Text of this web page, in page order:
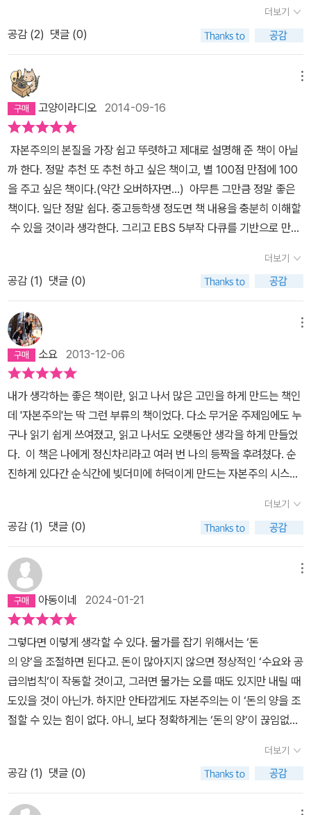
니다.171'우리는 10년 뒤에 지금보다 더 금융이 중요한 세상에 살게
된다는 사실을 알고 있어야 합니다. 10년 전보다 지금 금융이 훨씬 중
러한 부분이다. 경제를 보는 것이 아니고, 돈을 버는 것이 아니고, 분
배의 시스템을 보는 것이 아니라 ‘사람‘을 봐야 한다는 것.361'복지란
우리가 서로에게 해주는 보험입니다.'364'가난한 사람들이 있으면
돈이 들어요. 세금을 내지 않고 세금은 받기만 하죠. 복지의 목적은 사
람들이 힘든 시기를 지나서 생산적이 되도록 돕는 것이어야 합니다.'3
70사회가 얼마나 문명화 됐는지 측정하는 척도 중 하나는 바로 ‘약자
가 어떻게 배려 받는가?‘이다.
#자본주의 #EBS #다큐프라임 #돈 #화폐 #자본 #은행 #채권 #소
르게 된다는 논리이다. 문제는 의자 앉기 게임은 일회성이 아니고 자
본주의가 돌아가는 동안에는 계속 되기 때문에 언젠가는 나 또한 의
자에 앉지 못하게 될 수도 있다. 해결책은 딱히 없다. 하지만 살아남기
위해 노력하라는 다소 냉혹하지만, 틀린 말은 아닌 것이 사실이니까.
우리는 ‘생존’해야 한다. 살아남기 위해서는 작은 것이라도 낮은 위
치에서라도 미래를 위해 끊임없이 뭔가를 하면서 새로운 희망을 만들
어가야 한다. 비록 지금은 그것이 마음에 차지 않더라도 계속해서 도
전하며 생존을 꿈꾸어야한다. 자본주의 세상에서는 추운 겨울을 지내
고 나면 따뜻한 봄이 오기 때문이다. P68 두 번째는 제테크 열풍의
실상과 금융자본주의 양면적 모습을 공개한다. 우리는 항상 은행에
지지 않겠노라고 말하지만, 수많은 감언과 술수와 꼬드김으로 인해
결국 은행의 수작에 놀아 날 수밖에 없는 형편이다. 은행은 맑은 날에
더 이상 이전 세대들과 같이 저축만으로 재산을 불리는 것이 어려운
상황에 전문가 일지라도 잘 알지도 못하는 금융 상품들에게 우리는
너무 쉽게 지갑을 열고 만다. 예전보다 더 꼼꼼하게 따져보고 소비를
한다고 하지만, 실상 모아둔 쌈짓돈을 엉뚱한 금융상품에 넣어 하루
아침에 날려버리며 주저앉는 모습을 뉴스를 통해 많이 보고 있다. 지
성인이라면 이러한 도박은 아지 않을 것인데, 우리는 자칭 전문가라
고 권위 있는 사람들의 투자 권유에 너무 쉽게 당하는 것은 아닐까 생
각한다. 이를 위해 우리가 필요한 것은 어렸을 때부터 금융이해력을
높이는 교육을 받는 것과 금융지능을 키울 것을 주문한다. 또는 독립
재정상담사에게 금융 상담을 받을 수 있는 시스템을 구축해야 한다.
세 번째는 우리의 소비의 관련된 이야기이다. 쇼핑 마트에 가면 내가
생각하는 이상의 소비를 하게끔 유혹하는 온갖 상품의 진열로 인해
순간적인 충동으로 구매하게 되고, 집으로 돌아야 후회를 한 적이 한
두 번이 아니다. 특히 남녀의 차이를 보자면 마케터가 공략하기 쉬운
신상품에 민감하고 가정의 모든 소비를 책임지기 때문이다. 쇼핑은
무의식의 지배에 일어나는 일련의 정신과학적인 행위라고 볼 수 있
다. 우리는 의식적인 합리적 소비를 하고 있다고 여길 지라도 실상은
마케팅행위가 공략하는 소비자의 무의식적인 욕구를 자극하여 필요
하지도 않은 상품을 필수적인 상품으로 둔갑시켜 구매를 하게끔 하는
매혹적인 마법이다. 이를 뉴로 마케팅이라고 한다. “MRI를 통해 보
면, 브랜드를 사면 실제로 대뇌 전 두정부의 활성화를 볼 수 있습니다.
뇌에서는 ‘쿨 스팟’이라고 불리는 영역입니다.” p227 전체적으로
쇼핑은 슬픔, 불안, 우울, 외로움으로 귀결되는 감정과의 전쟁이라고
면, 아이들에게 소비하는 것은 투자라고 생각을 갖게 된다. 굳이 그럴
필요가 없는지 알면서도 주위의 사회적인 위상과 분위기 때문에 소비
를 하는 것을 당연하게 만들고, 이는 저소득층이나 고소득층이나 다
마찬가지로 해당된다. 이는 개인보다 소속감과 집단을 더 중요시 하
지 10년이 지난 요즘.다시 수면 위로 떠오르게 되었습니다.기대도 되
고 설레기도 하고...아직까지도 이 책이 회자된다는 건 그만큼 의미가
있다는 것이기에 저도 그 대열에 합류해 보려 합니다.​'불안해하지 않
고 충분히 즐길 만큼 돈을 벌 수 있는가'위기의 시대에 꼭 알아야 할
자본주의 경쟁에 관한 33가지 비밀​『자본주의』이 책은 'EBS 다큐프
라임 《자본주의》 5부작'을 책으로 엮은 것이었습니다.그 시작으로는​
'왜 미국의 리먼 사태가 내 지갑 속 돈에 영향을 미치는지, 왜 미국 경
제가 우리 집 가계에 영향을 미치는지 궁금했어요. 물가는 왜 수십 년
동안 오르기만 하는지도요.'​담당 PD인 정지은 PD가 이러한 의문을
해소하기 위해 지난 10년 동안 다양한 경제학 서적을 섭렵하며 그럼
에도 불구하고 풀리지 않는 의문에 대해 이 모든 것들을 관통하는 근
본적인 원리가 '자본주의'라는 생각에 이것을 방송으로 다루게 되었고
저는 이렇게 책으로 만나게 되었습니다.​자본주의 사회에 살아가지만
막상 제대로 알지 못했던 '자본주의'.그 민낯을 보니 두려워지기 시작
문에 주기적으로 위기에 빠질 수밖에 없는 시스템이라는 사실에 솔직
히 경악하게 되었는데...무의식중에 우리를 나락으로 빠뜨리는 자본
주의의 유혹과 위협 속에 어떻게 살아남아야 할 것인가...​인류는 역사
상 등장했던 그 어떤 체제도 자본주의를 이기지 못했다. 그리고 자본
주의는 지금껏 막대한 인류의 부를 만들어냈던 근본적인 동력이자 시
스템이 되어 왔다. 문제는 '누구를 위한' 자본주의가 돼야 하느냐는 점
이다. 지금까지 자본주의는 자본가, 은행, 정부를 위한 자본주의였다.
자본주의의 혜택은 이제 99%의 평범한 사람들에게 돌아갈 때가 되
었다. 자본주의가 가지고 있는 그 강력한 성장엔진을 우리 모두를 위
불안감을 해소하고 소득의 불균형을 해결함으로써, 많은 사람들이 더
행복한 자본주의를 만들어낼 수 있다. 이 모습이 바로 가장 영속가능
한 자본주의는 아닐까, 하는 제언을 감히 해본다. - page 385​시장도
정부도 아닌 '국민'이 주인인 자본주의​를 이야기했지만 10년이 지난
지금 우리 사회는 어떤지...되짚어보아야 했습니다.​'경제'책이라면 용
어도 그렇고 어려웠던 게 사실입니다.그래서 선뜻 읽어보지 않았었고
그저 불만만을 가지며 살아왔었습니다.하지만 이 책은 술술 읽히는
것은 물론이요, 안일하게 불만을 내뱉은 제 태도에 일침을 가해주었
습니다.알지 못했기에 속수무책으로 당할 수밖에 없다는 것을.​은행의
배신이야 얼핏 알고 있었지만...​'은행은 당신을 각박한 세상으로 내보
내다른 모든 사람과 싸우라고 한다'-베르나르 리에테르 「돈의 비밀」
중​은행이 돈을 만들어내기 위해서는 '대출'이라는 과정을 거쳐 '빚'에
대출을 해주는, 자본주의 체제 안에 내재된 법칙이자 또한 약자를 공
멸로 몰아가는 이 비정한 원리에 소름이 끼쳤습니다.'빚'이 있어야 돌
아가는 사회...그 사회를 살아가는 우리는 허덕일 수밖에 없었습니다.​
더보기
공감 (2) 댓글 (0)
고양이라디오 2014-09-16
자본주의의 본질을 가장 쉽고 뚜렷하고 제대로 설명해 준 책이 아닐
까 한다. 정말 추천 또 추천 하고 싶은 책이고, 별 100점 만점에 100
을 주고 싶은 책이다.(약간 오버하자면...) 아무튼 그만큼 정말 좋은
책이다. 일단 정말 쉽다. 중고등학생 정도면 책 내용을 충분히 이해할
수 있을 것이라 생각한다. 그리고 EBS 5부작 다큐를 기반으로 만들
경제학에 대해서 관심이 생겨서 책을 읽어보고 있는 중이었다. 요즘
나온 신간 <장하준의 경제 학 강의>를 읽고나서 이 책을 읽게 되었
다. 물론 <장하준의 경제학강의>도 좋은 책이다. 하지만 이 책이 더
쉽고 자본주의의 본질을 좀 더 분명히 알 수 있다. 장하준씨의 책은 초
반부에는 흥미 롭고 재미있었는데 중반부에서 조금 지루했다가 후반
부에는 다시 재미있었다. 일반인들을 위해 쓰인 책이지만 경제학적
지식, 상식이 없는 내겐 조금 어렵게 느껴질 때도 있었다. 하지만 <E
BS 자본주의>는 정말 쉽고 친절하고 재미있었다. 우리가 살고 있는
사회는 자본주의 사회이다. 우리가 살아가는 세계가 어떤 원리로 구
성되었는 지 그 본질은 무엇인 지, 왜 부의 불평등은 갈수록 심해지는
지 그에 대한 해답이 이 책에 있다. 정말 많은 사람들이 이 책을 읽었
으면 한다. 자본주의의 노예에서 벗어나길 바란다.
더보기
공감 (1) 댓글 (0)
소요 2013-12-06
내가 생각하는 좋은 책이란, 읽고 나서 많은 고민을 하게 만드는 책인
데 '자본주의'는 딱 그런 부류의 책이었다. 다소 무거운 주제임에도 누
구나 읽기 쉽게 쓰여졌고, 읽고 나서도 오랫동안 생각을 하게 만들었
다. 이 책은 나에게 정신차리라고 여러 번 나의 등짝을 후려쳤다. 순
진하게 있다간 순식간에 빚더미에 허덕이게 만드는 자본주의 시스템
그리고 더 나아가 우리 다음 세대의 젊은이들은 생존이 문제가 아니
라 진짜 자신이 좋아하는 일에 마음껏 도전할 수 있는 그런 세상을 맞
이했으면 좋겠다. 책 속에서'젊은 세대들이 일자리를 찾기는 앞으로
도 어려울 것입니다. 세계 경제가 빠르게 성장하지 않을 것이기 때문
이죠. 무슨 일이든 하는 게 일이 없는 것보다 낫다는 걸 깨닫기 바랍니
다. 경험, 제시간에 나가는 것, 낮은 자리에서 시작해서 승진하는 능
력, 이런 것들이 노동을 아예 안 하는 것보다 나을 것입니다.' - 제프리
마이론 서브프라임 모기지론의 비밀미국을 금융위기로 몰고 간 이 사
태를 들여다보기 전에 우선 '서브프라임'이라는 단어가 무슨 뜻인지부
터 알아보자. 미국에서는 개인에 대한 신용등급을 '프라임(Prime, 우
수)', '알트A(Alternative-a, 중간)', 서브프라임(Subprime, 저신용)
순으로 나누고 있다. 즉, 서브프라임 모기지론이란 저신용자에 대한
주택 담보대출을 의미하는 것이다. 돈을 갚을 능력이 없는 사람들에
게까지 돈을 빌려줬던 것이다. '주택 담보 대출은 최고의 대출 형식이
어요. 합법적으로 내 자신인 것을 꺼내 쓰는 것 같죠. 집값이 계속 오
더보기
공감 (1) 댓글 (0)
아동이네 2024-01-21
그렇다면 이렇게 생각할 수 있다. 물가를 잡기 위해서는 ‘돈
의 양‘을 조절하면 된다고. 돈이 많아지지 않으면 정상적인 ‘수요와 공
급의법칙‘이 작동할 것이고, 그러면 물가는 오를 때도 있지만 내릴 때
도있을 것이 아닌가. 하지만 안타깝게도 자본주의는 이 ‘돈의 양을 조
절할 수 있는 힘이 없다. 아니, 보다 정확하게는 ‘돈의 양‘이 끊임없
지지 않으면 우리가 살아가는 자본주의 사회는 제대로 굴러갈 수없
다. 그것은 마치 ‘직장인이 월급을 받지 않으면 생계에 위협을 받는
다‘와 같은 너무도 당연한 말이다. 따라서 ‘물가를 조절하기 위해서 돈
더보기
공감 (1) 댓글 (0)